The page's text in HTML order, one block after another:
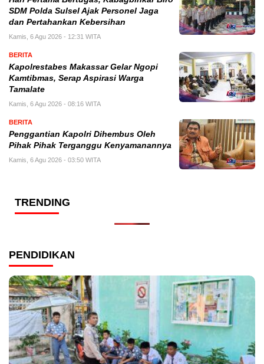
SDM Polda Sulsel Ajak Personel Jaga
dan Pertahankan Kebersihan
Kamis, 6 Agu 2026 - 12:31 WITA
BERITA
Kapolrestabes Makassar Gelar Ngopi
Kamtibmas, Serap Aspirasi Warga
Tamalate
Kamis, 6 Agu 2026 - 08:16 WITA
BERITA
Penggantian Kapolri Dihembus Oleh
Pihak Pihak Terganggu Kenyamanannya
Kamis, 6 Agu 2026 - 03:50 WITA
TRENDING
PENDIDIKAN